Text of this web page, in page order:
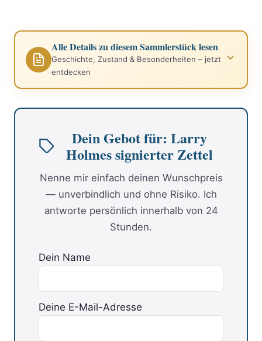
Alle Details zu diesem Sammlerstück lesen
Geschichte, Zustand & Besonderheiten – jetzt
entdecken
Dein Gebot für: Larry
Holmes signierter Zettel
Nenne mir einfach deinen Wunschpreis
— unverbindlich und ohne Risiko. Ich
antworte persönlich innerhalb von 24
Stunden.
Dein Name
Deine E-Mail-Adresse